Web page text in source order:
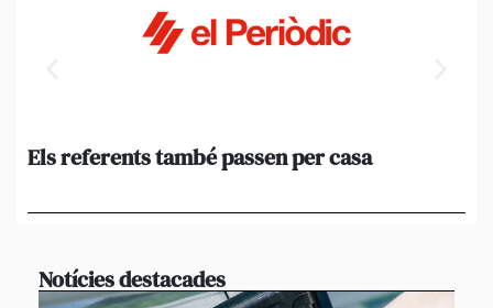
Els referents també passen per casa
Notícies destacades